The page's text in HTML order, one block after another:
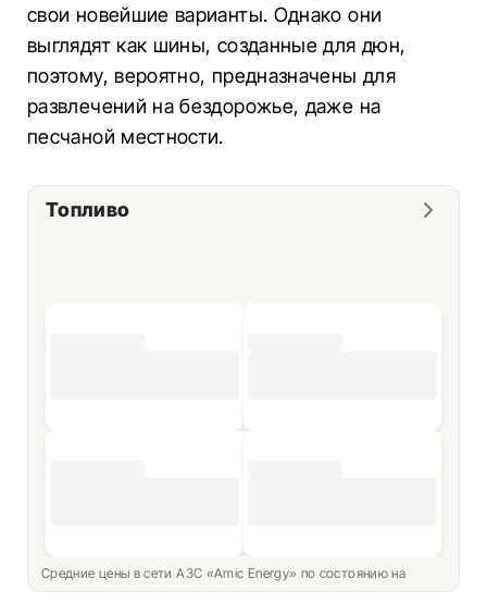
свои новейшие варианты. Однако они
выглядят как шины, созданные для дюн,
поэтому, вероятно, предназначены для
развлечений на бездорожье, даже на
песчаной местности.
Топливо
Средние цены в сети АЗС «Amic Energy» по состоянию на